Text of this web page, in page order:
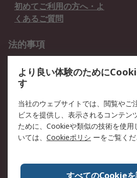
初めてご利用の方へ・よ
くあるご質問
法的事項
クッキーポリシー
RSについて
会社概要
採
プレスリリース＆お知ら
コ
全世界のRS
RS
より良い体験のために
す
当社のウェブサイトでは、閲覧やご
ビスを提供し、表示されるコンテン
ために、Cookieや類似の技術を使用
いては、 Cookieポリシ ーをご覧くだ
すべてのCookieを